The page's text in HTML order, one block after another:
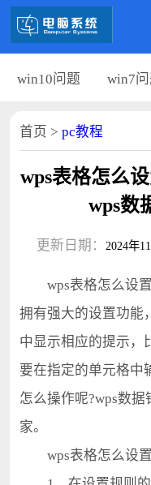
win10问题 win7
首页 > pc教程
wps表格怎么
wps数
更新日期： 2024年
wps表格怎么设置
拥有强大的设置功能
中显示相应的提示，
要在指定的单元格中
怎么操作呢?wps数
家。
wps表格怎么设置